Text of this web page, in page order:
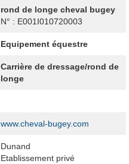
rond de longe cheval bugey
N° : E001I010720003
Equipement équestre
Carrière de dressage/rond de
longe
www.cheval-bugey.com
Dunand
Etablissement privé